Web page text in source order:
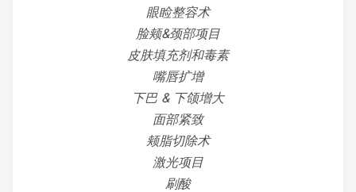
眼睑整容术
脸颊&颈部项目
皮肤填充剂和毒素
嘴唇扩增
下巴 & 下颌增大
面部紧致
颊脂切除术
激光项目
刷酸